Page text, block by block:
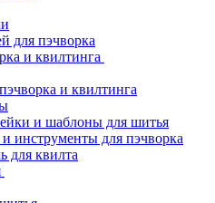
для пэчворка
и квилтинга
и квилтинга
и шаблоны для шитья
инструменты для пэчворка
для квилта